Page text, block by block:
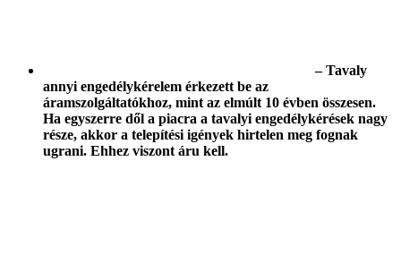
– Tavaly
annyi engedélykérelem érkezett be az
áramszolgáltatókhoz, mint az elmúlt 10 évben összesen.
Ha egyszerre dől a piacra a tavalyi engedélykérések nagy
része, akkor a telepítési igények hirtelen meg fognak
ugrani. Ehhez viszont áru kell.